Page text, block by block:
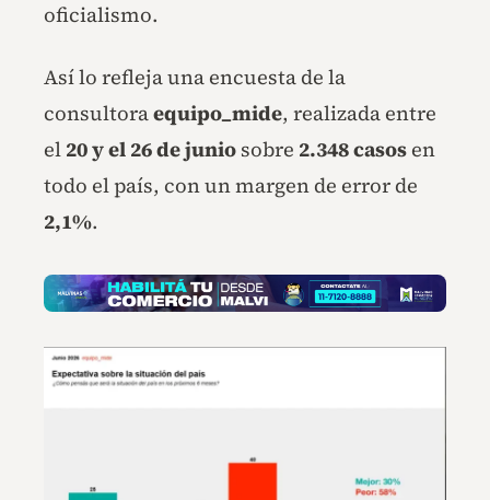
oficialismo.
Así lo refleja una encuesta de la
consultoraequipo_mide, realizada entre
el 20 y el 26 de junio sobre 2.348 casos en
todo el país, con un margen de error de
2,1%.